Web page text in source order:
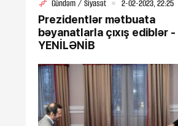
Gündəm / Siyasət 2-02-2023, 22:25
Prezidentlər mətbuata
bəyanatlarla çıxış ediblər -
YENİLƏNİB